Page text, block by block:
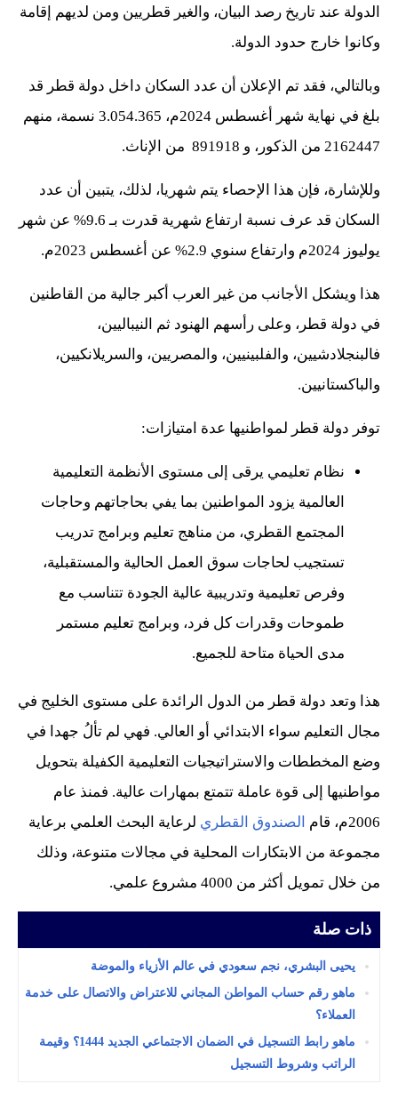
الدولة عند تاريخ رصد البيان، والغير قطريين ومن لديهم إقامة
وكانوا خارج حدود الدولة.
وبالتالي، فقد تم الإعلان أن عدد السكان داخل دولة قطر قد
بلغ في نهاية شهر أغسطس 2024م، 3.054.365 نسمة، منهم
2162447 من الذكور، و 891918 من الإناث.
وللإشارة، فإن هذا الإحصاء يتم شهريا، لذلك، يتبين أن عدد
السكان قد عرف نسبة ارتفاع شهرية قدرت بـ 9.6% عن شهر
يوليوز 2024م وارتفاع سنوي 2.9% عن أغسطس 2023م.​
هذا ويشكل الأجانب من غير العرب أكبر جالية من القاطنين
في دولة قطر، وعلى رأسهم الهنود ثم النيباليين،
فالبنجلادشيين، والفلبينيين، والمصريين، والسريلانكيين،
والباكستانيين.
توفر دولة قطر لمواطنيها عدة امتيازات:
نظام تعليمي يرقى إلى مستوى الأنظمة التعليمية
العالمية يزود المواطنين بما يفي بحاجاتهم وحاجات
المجتمع القطري، من مناهج تعليم وبرامج تدريب
تستجيب لحاجات سوق العمل الحالية والمستقبلية،
وفرص تعليمية وتدريبية عالية الجودة تتناسب مع
طموحات وقدرات كل فرد، وبرامج تعليم مستمر
مدى الحياة متاحة للجميع.
هذا وتعد دولة قطر من الدول الرائدة على مستوى الخليج في
مجال التعليم سواء الابتدائي أو العالي. فهي لم تألُ جهدا في
وضع المخططات والاستراتيجيات التعليمية الكفيلة بتحويل
مواطنيها إلى قوة عاملة تتمتع بمهارات عالية. فمنذ عام
2006م، قام
الصندوق القطري لرعاية البحث العلمي برعاية
مجموعة من الابتكارات المحلية في مجالات متنوعة، وذلك
من خلال تمويل أكثر من 4000 مشروع علمي.
ذات صلة
يحيى البشري، نجم سعودي في عالم الأزياء والموضة
ماهو رقم حساب المواطن المجاني للاعتراض والاتصال على خدمة
العملاء؟
ماهو رابط التسجيل في الضمان الاجتماعي الجديد 1444؟ وقيمة
الراتب وشروط التسجيل